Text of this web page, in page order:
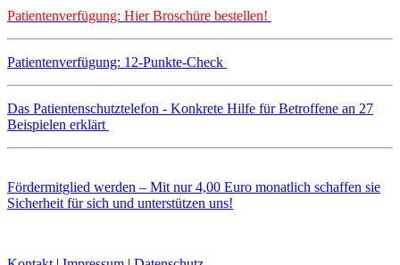
Patientenverfügung: Hier Broschüre bestellen!
Patientenverfügung: 12-Punkte-Check
Das Patientenschutztelefon - Konkrete Hilfe für Betroffene an 27
Beispielen erklärt
Fördermitglied werden – Mit nur 4,00 Euro monatlich schaffen sie
Sicherheit für sich und unterstützen uns!